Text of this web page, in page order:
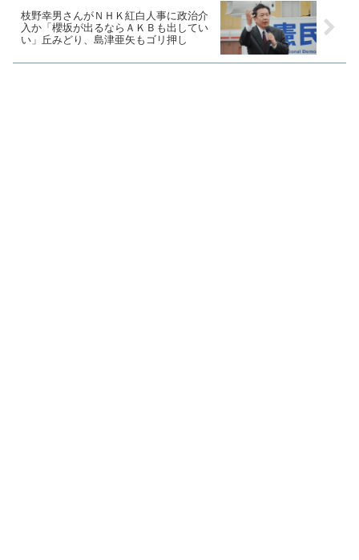
枝野幸男さんがＮＨＫ紅白人事に政治介
入か「櫻坂が出るならＡＫＢも出してい
い」丘みどり、島津亜矢もゴリ押し